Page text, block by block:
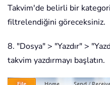
Takvim'de belirli bir
filtrelendiğini göreceksiniz.
8. "Dosya" > "Yazdır" >
takvim yazdırmayı başlatın.